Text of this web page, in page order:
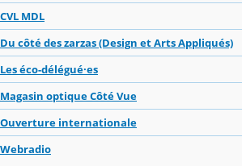
CVL MDL
Du côté des zarzas (Design et Arts Appliqués)
Les éco-délégué·es
Magasin optique Côté Vue
Ouverture internationale
Webradio